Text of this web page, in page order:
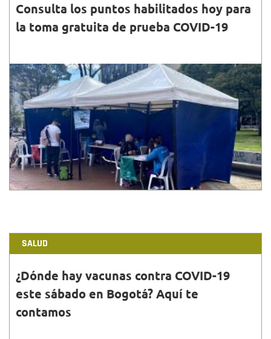
Consulta los puntos habilitados hoy para
la toma gratuita de prueba COVID-19
30•ABR•2022
Consulta los lugares y horario en el que puedes
asistir este sábado para hacerte la toma de prueba
de diagnóstico del coronavirus. Te esperamos.
SALUD
¿Dónde hay vacunas contra COVID-19
este sábado en Bogotá? Aquí te
contamos